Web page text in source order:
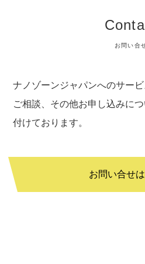
お問い合
ナノゾーンジャパンへのサー
ご相談、その他お申し込みに
付けております。
お問い合せ